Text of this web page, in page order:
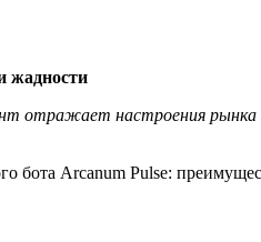
жадности
отражает настроения рынка